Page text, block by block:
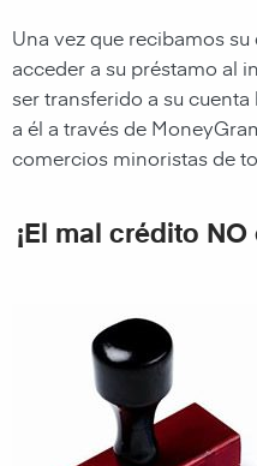
Una vez que recibamos
acceder a su préstamo al
ser transferido a su
a él a través de
comercios minoristas de
¡El mal crédito